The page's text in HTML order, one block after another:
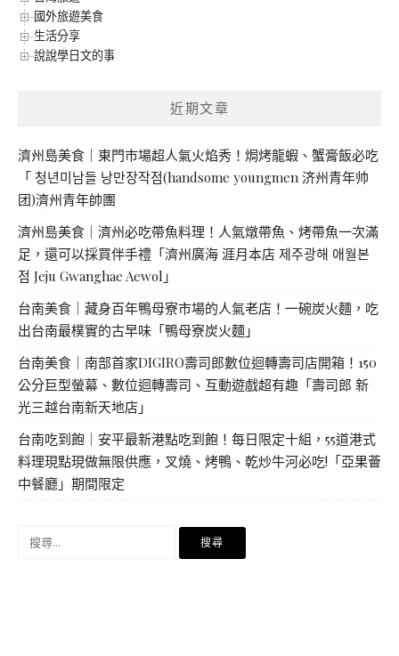
國外旅遊美食
生活分享
說說學日文的事
近期文章
濟州島美食｜東門市場超人氣火焰秀！焗烤龍蝦、蟹膏飯必吃
「 청년미남들 낭만장작점(handsome youngmen 济州青年帅
团)濟州青年帥團
濟州島美食｜濟州必吃帶魚料理！人氣燉帶魚、烤帶魚一次滿
足，還可以採買伴手禮「濟州廣海 涯月本店 제주광해 애월본
점 Jeju Gwanghae Aewol」
台南美食｜藏身百年鴨母寮市場的人氣老店！一碗炭火麵，吃
出台南最樸實的古早味「鴨母寮炭火麵」
台南美食｜南部首家DIGIRO壽司郎數位迴轉壽司店開箱！150
公分巨型螢幕、數位迴轉壽司、互動遊戲超有趣「壽司郎 新
光三越台南新天地店」
台南吃到飽｜安平最新港點吃到飽！每日限定十組，55道港式
料理現點現做無限供應，叉燒、烤鴨、乾炒牛河必吃!「亞果薈
中餐廳」期間限定